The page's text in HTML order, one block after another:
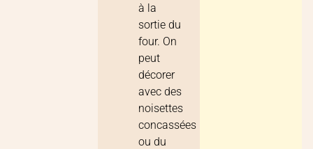
à la
sortie du
four. On
peut
décorer
avec des
noisettes
concassées
ou du